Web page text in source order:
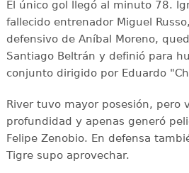
El único gol llegó al minuto 78.
fallecido entrenador Miguel
defensivo de Aníbal Moreno,
Santiago Beltrán y definió para
conjunto dirigido por Eduardo
River tuvo mayor posesión, pero
profundidad y apenas generó
Felipe Zenobio. En defensa
Tigre supo aprovechar.